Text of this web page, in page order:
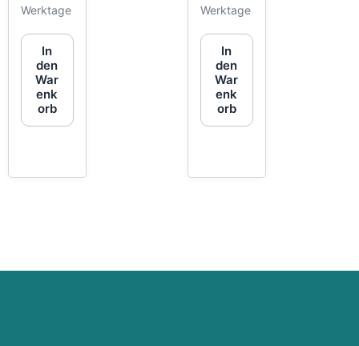
Werktage
In
den
War
enk
orb
Werktage
In
den
War
enk
orb